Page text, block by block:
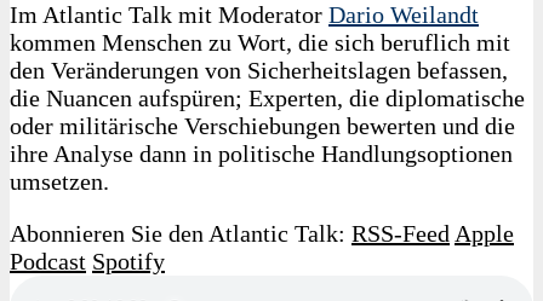
Im Atlantic Talk mit Moderator Dario Weilandt
kommen Menschen zu Wort, die sich beruflich mit
den Veränderungen von Sicherheitslagen befassen,
die Nuancen aufspüren; Experten, die diplomatische
oder militärische Verschiebungen bewerten und die
ihre Analyse dann in politische Handlungsoptionen
umsetzen.
Abonnieren Sie den Atlantic Talk: RSS-Feed Apple
Podcast Spotify